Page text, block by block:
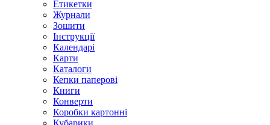
Етикетки
Журнали
Зошити
Інструкції
Календарі
Карти
Каталоги
Кепки паперові
Книги
Конверти
Коробки картонні
Кубарики